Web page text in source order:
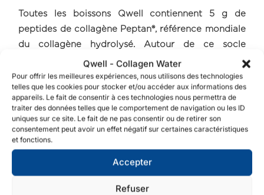
Qwell - Collagen Water
Pour offrir les meilleures expériences, nous utilisons des technologies
telles que les cookies pour stocker et/ou accéder aux informations des
appareils. Le fait de consentir à ces technologies nous permettra de
traiter des données telles que le comportement de navigation ou les ID
uniques sur ce site. Le fait de ne pas consentir ou de retirer son
consentement peut avoir un effet négatif sur certaines caractéristiques
et fonctions.
Accepter
Refuser
Toutes les boissons Qwell contiennent 5 g de
peptides de collagène Peptan®, référence mondiale
du collagène hydrolysé. Autour de ce socle
commun, chaque recette bénéficie d’une
formulation exclusive, développée spécifiquement
pour Qwell. Chaque combinaison de vitamines,
minéraux et ingrédients fonctionnels a été conçue
pour agir en synergie avec le collagène et
répondre à un objectif précis.
Une formulation dédiée à la
beauté de la peau, des cheveux et des ongles.